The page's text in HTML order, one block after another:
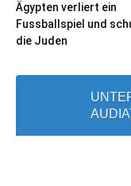
Ägypten verliert ein
Fussballspiel und
die Juden